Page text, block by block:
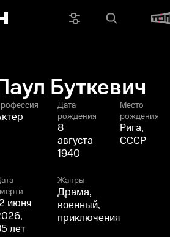
Буткевич
Дата
рождения
8
августа
1940
Место
рождения
Рига,
СССР
июня
лет
Жанры
Драма,
военный,
приключения